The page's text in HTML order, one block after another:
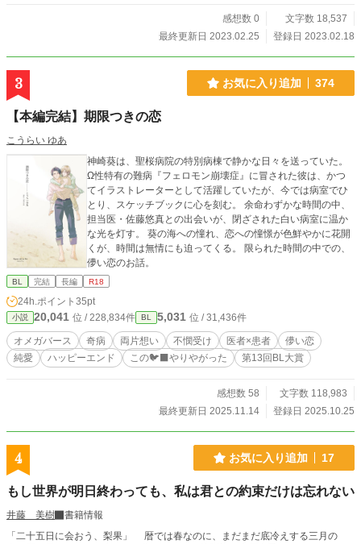
感想数 0
文字数 18,537
最終更新日 2023.02.25
登録日 2023.02.18
3 お気に入り追加 374
【本編完結】期限つきの恋
こうらい ゆあ
神崎葵は、聖桜病院の特別病棟で静かな日々を送っていた。
Ω性特有の難病『フェロモン崩壊症』に冒された彼は、かつ
てイラストレーターとして活躍していたが、今では病室でひ
とり、スケッチブックに心を刻む。 余命わずかな時間の中、
担当医・佐藤悠真との出会いが、閉ざされた白い病室に温か
な光を灯す。 葵の海への憧れ、恋への憧憬が色鮮やかに花開
くが、時間は無情にも迫ってくる。 限られた時間の中での、
儚い恋のお話。
BL 完結 長編 R18
24h.ポイント 35pt
小説 20,041 位 / 228,834件 BL 5,031 位 / 31,436件
オメガバース 奇病 両片想い 不憫受け 医者×患者
儚い恋
純愛
ハッピーエンド この🐦‍⬛やりやがった 第13回BL大賞
感想数 58
文字数 118,983
最終更新日 2025.11.14
登録日 2025.10.25
4 お気に入り追加 17
もし世界が明日終わっても、私は君との約束だけは忘れない
井藤 美樹
書籍情報
「二十五日に会おう、梨果」 暦では春なのに、まだまだ底冷えする三月の